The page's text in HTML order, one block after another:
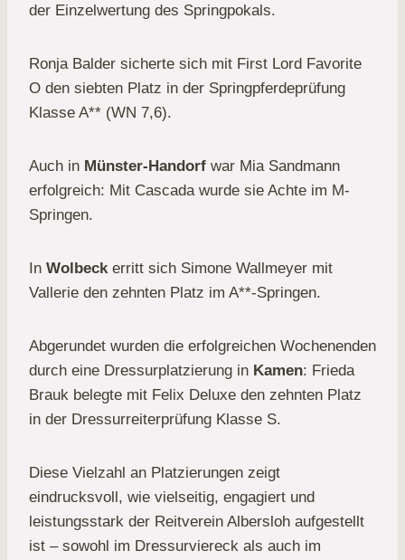
der Einzelwertung des Springpokals.
Ronja Balder sicherte sich mit First Lord Favorite
O den siebten Platz in der Springpferdeprüfung
Klasse A** (WN 7,6).
Auch in Münster-Handorf war Mia Sandmann
erfolgreich: Mit Cascada wurde sie Achte im M-
Springen.
In Wolbeck erritt sich Simone Wallmeyer mit
Vallerie den zehnten Platz im A**-Springen.
Abgerundet wurden die erfolgreichen Wochenenden
durch eine Dressurplatzierung in Kamen: Frieda
Brauk belegte mit Felix Deluxe den zehnten Platz
in der Dressurreiterprüfung Klasse S.
Diese Vielzahl an Platzierungen zeigt
eindrucksvoll, wie vielseitig, engagiert und
leistungsstark der Reitverein Albersloh aufgestellt
ist – sowohl im Dressurviereck als auch im